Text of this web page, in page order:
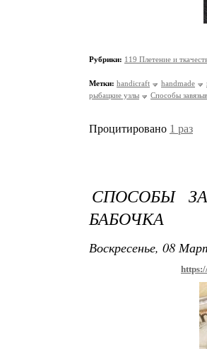
Рубрики: 119 Плетение и
Метки: handicraft handmade
рыбацкие узлы
Способы
Процитировано 1 раз
СПОСОБЫ
БАБОЧКА
Воскресенье, 08